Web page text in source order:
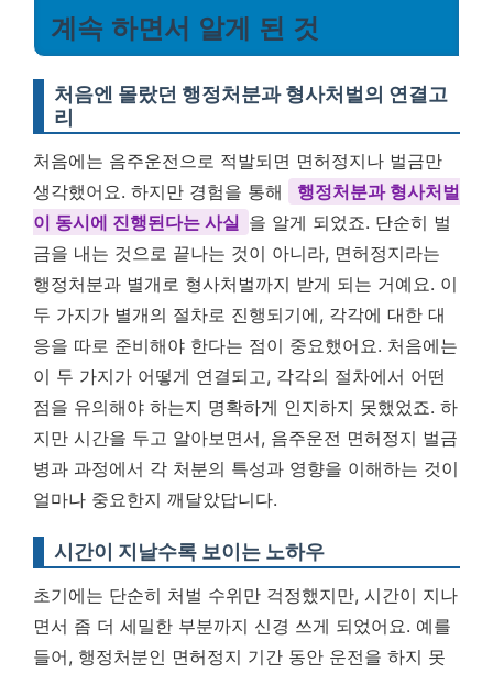
계속 하면서 알게 된 것
처음엔 몰랐던 행정처분과 형사처벌의 연결고
리
처음에는 음주운전으로 적발되면 면허정지나 벌금만
생각했어요. 하지만 경험을 통해
행정처분과 형사처벌
이 동시에 진행된다는 사실 을 알게 되었죠. 단순히 벌
금을 내는 것으로 끝나는 것이 아니라, 면허정지라는
행정처분과 별개로 형사처벌까지 받게 되는 거예요. 이
두 가지가 별개의 절차로 진행되기에, 각각에 대한 대
응을 따로 준비해야 한다는 점이 중요했어요. 처음에는
이 두 가지가 어떻게 연결되고, 각각의 절차에서 어떤
점을 유의해야 하는지 명확하게 인지하지 못했었죠. 하
지만 시간을 두고 알아보면서, 음주운전 면허정지 벌금
병과 과정에서 각 처분의 특성과 영향을 이해하는 것이
얼마나 중요한지 깨달았답니다.
시간이 지날수록 보이는 노하우
초기에는 단순히 처벌 수위만 걱정했지만, 시간이 지나
면서 좀 더 세밀한 부분까지 신경 쓰게 되었어요. 예를
들어, 행정처분인 면허정지 기간 동안 운전을 하지 못